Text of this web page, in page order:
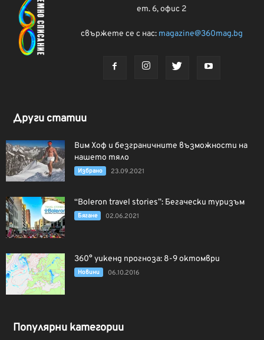
ет. 6, офис 2
свържете се с нас: magazine@360mag.bg
Други статии
Вим Хоф и безграничните възможности на
нашето тяло
Избрано 23.09.2021
“Boleron travel stories”: Бегачески туризъм
Бягане 02.06.2021
360° уикенд прогноза: 8-9 октомври
Новини 06.10.2016
Популярни категории